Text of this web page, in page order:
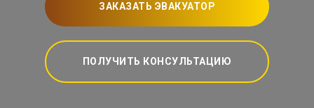
ЗАКАЗАТЬ ЭВАКУАТОР
ПОЛУЧИТЬ КОНСУЛЬТАЦИЮ